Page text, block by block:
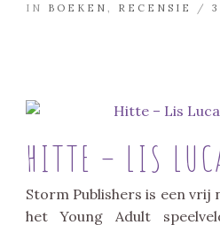
IN
BOEKEN , RECENSIE /
HITTE – LIS
Storm Publishers is een vrij
het Young Adult